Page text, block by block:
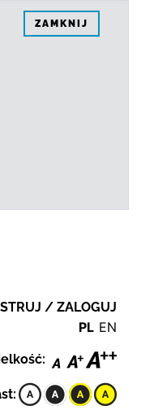
ZAMKNIJ
/ ZALOGUJ
PL EN